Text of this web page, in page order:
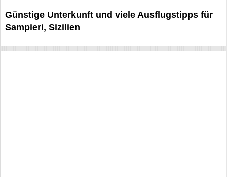
Günstige Unterkunft und viele Ausflugstipps für
Sampieri, Sizilien